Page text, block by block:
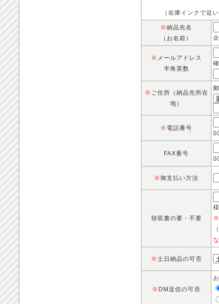
（在庫インクで近
※納品先名
（お名前）
※ メールアドレス
半角英数
※ ご住所（納品先所在
地）
※ 電話番号
FAX番号
※御支払い方法
領収書の要・不要
様
※
※土日納品の可否
※ DM送信の可否